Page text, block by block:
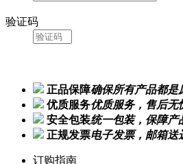
验证码
正品保障确保所有产品都是
优质服务优质服务，售后无
安全包装统一包装，保障产
正规发票电子发票，邮箱送
订购指南